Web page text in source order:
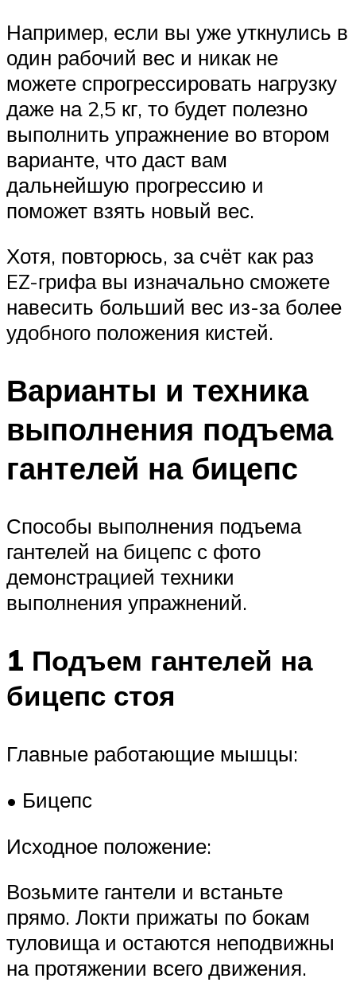
Например, если вы уже уткнулись в
один рабочий вес и никак не
можете спрогрессировать нагрузку
даже на 2,5 кг, то будет полезно
выполнить упражнение во втором
варианте, что даст вам
дальнейшую прогрессию и
поможет взять новый вес.
Хотя, повторюсь, за счёт как раз
EZ-грифа вы изначально сможете
навесить больший вес из-за более
удобного положения кистей.
Варианты и техника
выполнения подъема
гантелей на бицепс
Способы выполнения подъема
гантелей на бицепс с фото
демонстрацией техники
выполнения упражнений.
1 Подъем гантелей на
бицепс стоя
Главные работающие мышцы:
• Бицепс
Исходное положение:
Возьмите гантели и встаньте
прямо. Локти прижаты по бокам
туловища и остаются неподвижны
на протяжении всего движения.